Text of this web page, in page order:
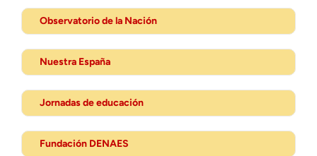
Observatorio de la Nación
Nuestra España
Jornadas de educación
Fundación DENAES